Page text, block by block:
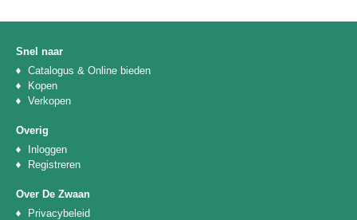
Snel naar
Catalogus & Online bieden
Kopen
Verkopen
Overig
Inloggen
Registreren
Over De Zwaan
Privacybeleid